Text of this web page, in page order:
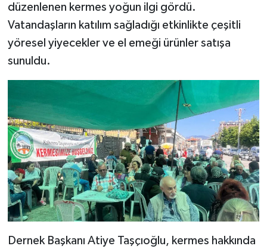
düzenlenen kermes yoğun ilgi gördü.
Vatandaşların katılım sağladığı etkinlikte çeşitli
yöresel yiyecekler ve el emeği ürünler satışa
sunuldu.
Dernek Başkanı Atiye Taşçıoğlu, kermes hakkında